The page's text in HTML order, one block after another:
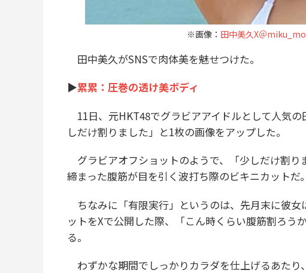
※画像： 田中美久X＠
田中美久がSNSで肉体美を魅せつけた。
▶累累：圧巻の透け美ボディ
11日、元HKT48でグラビアアイドルとして人気
しだけ割りました」と1枚の画像をアップした。
グラビアオフショットのようで、「少しだけ割り
締まった腹筋が目を引く波打ち際のビキニカットだ。
ちなみに「有限実行」というのは、先月末に彼女
ットをXで公開した際、「こん時くらい腹筋割ろう
る。
わずかな期間でしっかりカラダを仕上げるあたり